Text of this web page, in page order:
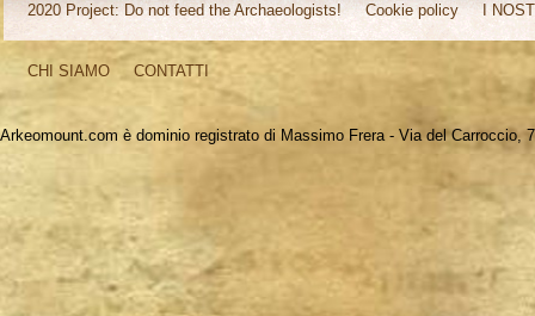
2020 Project: Do not feed the Archaeologists! Cookie policy I
CHI SIAMO CONTATTI
Arkeomount.com è dominio registrato di Massimo Frera - Via del